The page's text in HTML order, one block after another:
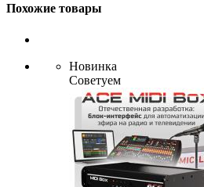
Похожие товары
Новинка
Советуем